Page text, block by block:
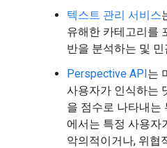
텍스트 관리 서비스
유해한 카테고리를
반을 분석하는 및
Perspective API는
사용자가 인식하는
을 점수로 나타내는
에서는 특정 사용자
악의적이거나, 위협